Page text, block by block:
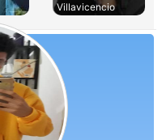
Villavicencio